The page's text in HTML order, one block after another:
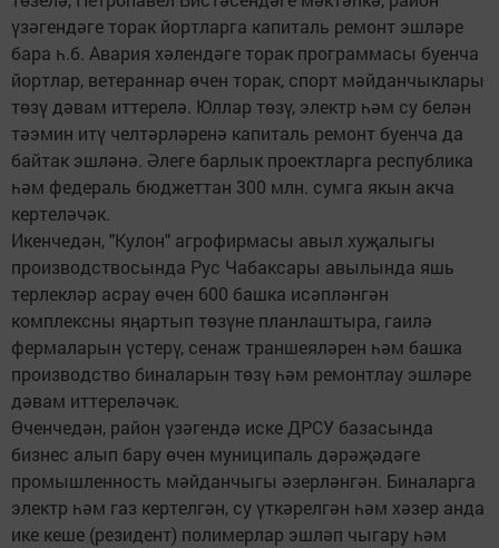
үзәгендәге торак йортларга капиталь ремонт эшләре
бара һ.б. Авария хәлендәге торак программасы буенча
йортлар, ветераннар өчен торак, спорт мәйданчыклары
төзү дәвам иттерелә. Юллар төзү, электр һәм су белән
тәэмин итү челтәрләренә капиталь ремонт буенча да
байтак эшләнә. Әлеге барлык проектларга республика
һәм федераль бюджеттан 300 млн. сумга якын акча
кертеләчәк.
Икенчедән, "Кулон" агрофирмасы авыл хуҗалыгы
производствосында Рус Чабаксары авылында яшь
терлекләр асрау өчен 600 башка исәпләнгән
комплексны яңартып төзүне планлаштыра, гаилә
фермаларын үстерү, сенаж траншеяләрен һәм башка
производство биналарын төзү һәм ремонтлау эшләре
дәвам иттереләчәк.
Өченчедән, район үзәгендә иске ДРСУ базасында
бизнес алып бару өчен муниципаль дәрәҗәдәге
промышленность мәйданчыгы әзерләнгән. Биналарга
электр һәм газ кертелгән, су үткәрелгән һәм хәзер анда
ике кеше (резидент) полимерлар эшләп чыгару һәм